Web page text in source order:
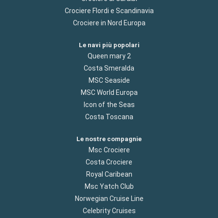
Crociere Flordi e Scandinavia
Crociere in Nord Europa
Le navi più popolari
Queen mary 2
Costa Smeralda
MSC Seaside
MSC World Europa
Icon of the Seas
Costa Toscana
Le nostre compagnie
Msc Crociere
Costa Crociere
Royal Caribean
Msc Yatch Club
Norwegian Cruise Line
Celebrity Cruises